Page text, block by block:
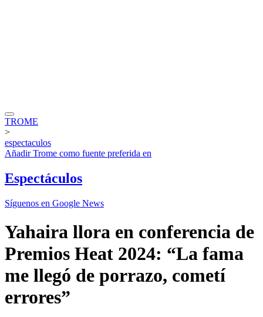
TROME
>
espectaculos
AñadirTrome como fuente preferida en
Espectáculos
Síguenos en Google News
Yahaira llora en conferencia de
Premios Heat 2024: “La fama
me llegó de porrazo, cometí
errores”